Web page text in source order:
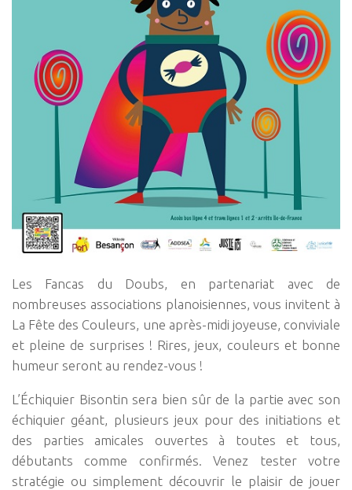
Les Fancas du Doubs, en partenariat avec de
nombreuses associations planoisiennes, vous invitent à
La Fête des Couleurs, une après-midi joyeuse, conviviale
et pleine de surprises ! Rires, jeux, couleurs et bonne
humeur seront au rendez-vous !
L’Échiquier Bisontin sera bien sûr de la partie avec son
échiquier géant, plusieurs jeux pour des initiations et
des parties amicales ouvertes à toutes et tous,
débutants comme confirmés. Venez tester votre
stratégie ou simplement découvrir le plaisir de jouer